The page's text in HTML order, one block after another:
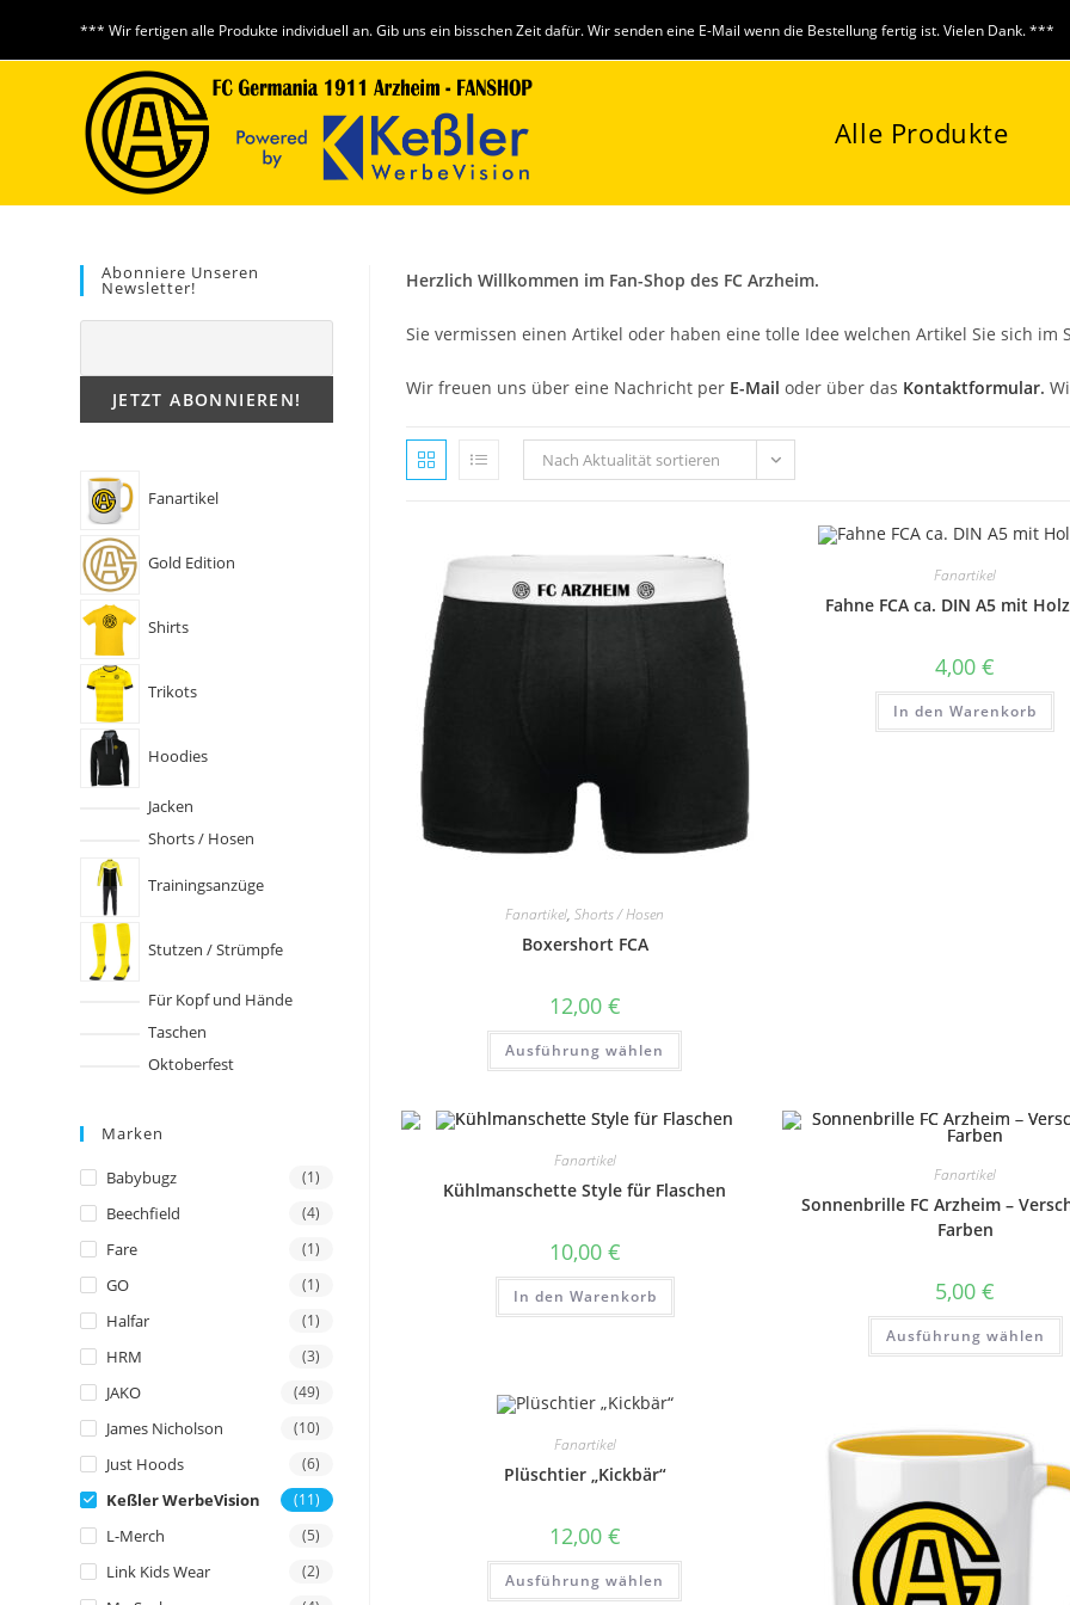
*** Wir fertigen alle Produkte individuell an. Gib uns ein bisschen Zeit dafür. Wir senden eine E-Mail wenn die Bestellung fertig ist. Vielen Dank. ***
Alle Produkte
Abonniere Unseren
Newsletter!
Fanartikel
Gold Edition
Shirts
Trikots
Hoodies
Jacken
Shorts / Hosen
Trainingsanzüge
Stutzen / Strümpfe
Für Kopf und Hände
Taschen
Oktoberfest
Marken
Babybugz (1)
Beechfield (4)
Fare (1)
GO (1)
Halfar (1)
HRM (3)
JAKO (49)
James Nicholson (10)
Just Hoods (6)
Keßler WerbeVision (11)
L-Merch (5)
Link Kids Wear (2)
Herzlich Willkommen im Fan-Shop des FC Arzheim.
Sie vermissen einen Artikel oder haben eine tolle Idee welchen Artikel Sie sich im
Wir freuen uns über eine Nachricht per E-Mail oder über das Kontaktformular.
Nach Aktualität sortieren
Fanartikel,Shorts / Hosen
Boxershort FCA
12,00 €
Ausführung wählen
Dieses
weist
auf.
auf
der
Fanartikel
Fahne FCA ca. DIN A5 mit
4,00€
In den Warenkorb
Fanartikel
Kühlmanschette Style für Flaschen
10,00 €
In den Warenkorb
Fanartikel
Sonnenbrille FC Arzheim –
Farben
5,00€
Ausführung wählen
Fanartikel
Plüschtier „Kickbär“
12,00 €
Ausführung wählen
Dieses